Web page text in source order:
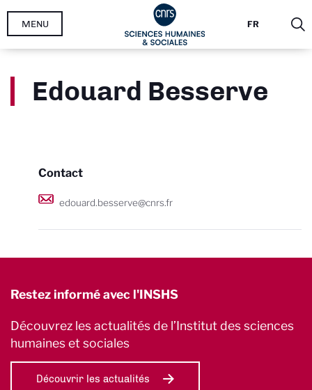
Aller
FR
MENU
Edouard Besserve
Contact
edouard.besserve@cnrs.fr
Restez informé avec l'INSHS
Découvrez les actualités de l’Institut des sciences
humaines et sociales
Découvrir les actualités